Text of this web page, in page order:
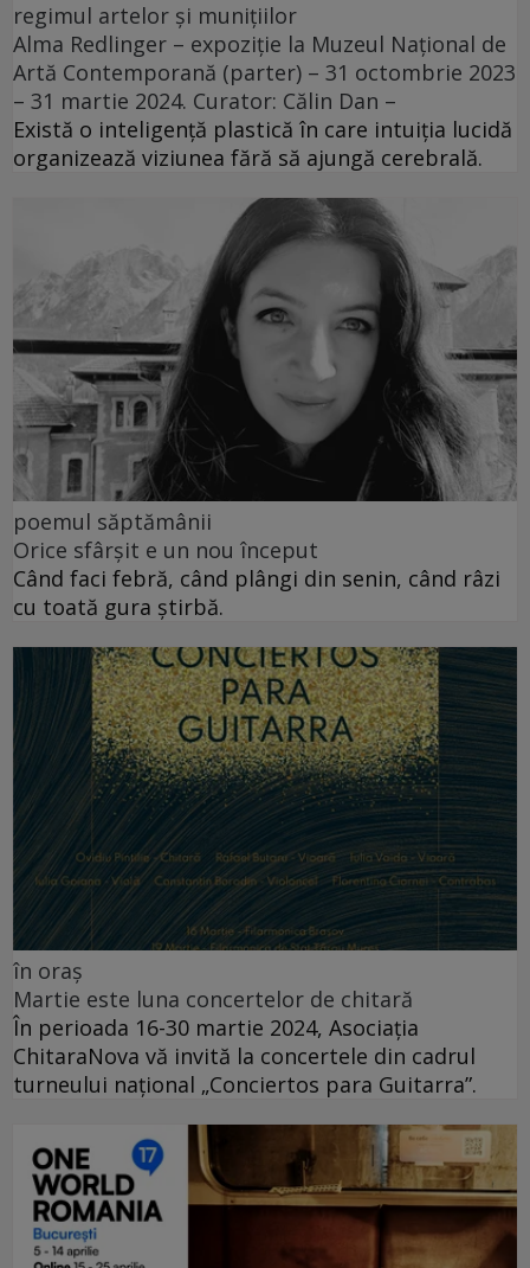
regimul artelor și munițiilor
Alma Redlinger – expoziție la Muzeul Național de
Artă Contemporană (parter) – 31 octombrie 2023
– 31 martie 2024. Curator: Călin Dan –
Există o inteligență plastică în care intuiția lucidă
organizează viziunea fără să ajungă cerebrală.
poemul săptămânii
Orice sfârșit e un nou început
Când faci febră, când plângi din senin, când râzi
cu toată gura știrbă.
în oraș
Martie este luna concertelor de chitară
În perioada 16-30 martie 2024, Asociația
ChitaraNova vă invită la concertele din cadrul
turneului național „Conciertos para Guitarra”.